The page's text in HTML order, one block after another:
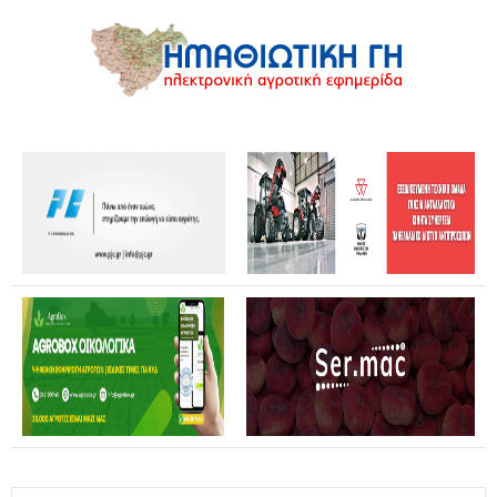
Θανάσης Καββαδάς: Θωρακίζεται όλη η χώρα απέναντι